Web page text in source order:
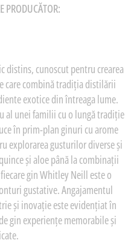
PRODUCĂTOR:
cunoscut pentru crearea
care combină tradiția distilării
exotice din întreaga lume.
al unei familii cu o lungă tradiție
în prim-plan ginuri cu arome
explorarea gusturilor diverse și
și aloe până la combinații
gin Whitley Neill este o
gustative. Angajamentul
și inovație este evidențiat în
gin experiențe memorabile și